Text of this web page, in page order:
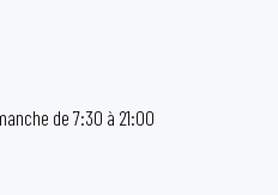
de 7:30 à 21:00